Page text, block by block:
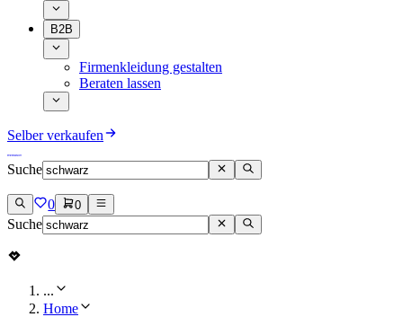
B2B
Firmenkleidung gestalten
Beraten lassen
Selber verkaufen
Suche
0 0
Suche
...
Home